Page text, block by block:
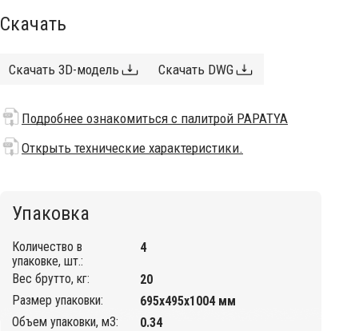
Скачать
Скачать 3D-модель Скачать DWG
Подробнее ознакомиться с палитрой PAPATYA
Открыть технические характеристики.
Упаковка
Количество в
упаковке, шт.:
4
Вес брутто, кг:
20
Размер упаковки:
695х495х1004 мм
Объем упаковки, м3:
0.34